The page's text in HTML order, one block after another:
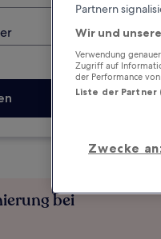
bei
Partnern
Wir und
Verwendung
Zugriff auf
der Performance
Liste der Partner
Zwecke